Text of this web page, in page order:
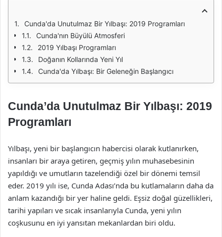
Cunda'da Unutulmaz Bir Yılbaşı: 2019 Programları
Cunda'nın Büyülü Atmosferi
2019 Yılbaşı Programları
Doğanın Kollarında Yeni Yıl
Cunda'da Yılbaşı: Bir Geleneğin Başlangıcı
Cunda’da Unutulmaz Bir Yılbaşı: 2019
Programları
Yılbaşı, yeni bir başlangıcın habercisi olarak kutlanırken,
insanları bir araya getiren, geçmiş yılın muhasebesinin
yapıldığı ve umutların tazelendiği özel bir dönemi temsil
eder. 2019 yılı ise, Cunda Adası’nda bu kutlamaların daha da
anlam kazandığı bir yer haline geldi. Eşsiz doğal güzellikleri,
tarihi yapıları ve sıcak insanlarıyla Cunda, yeni yılın
coşkusunu en iyi yansıtan mekanlardan biri oldu.